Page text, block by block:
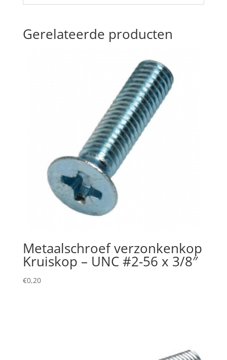
Gerelateerde producten
Metaalschroef verzonkenkop
Kruiskop – UNC #2-56 x 3/8″
€0,20